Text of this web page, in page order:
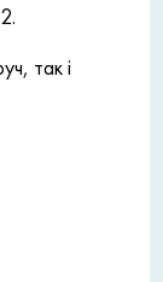
так і